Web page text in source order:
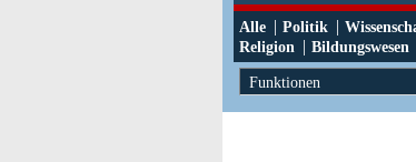
Alle | Politik |
Religion | Bildungswesen